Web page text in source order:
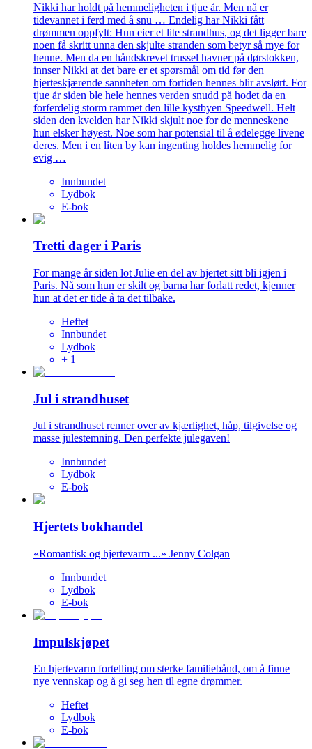
Nikki har holdt på hemmeligheten i tjue år. Men nå er
tidevannet i ferd med å snu … Endelig har Nikki fått
drømmen oppfylt: Hun eier et lite strandhus, og det ligger bare
noen få skritt unna den skjulte stranden som betyr så mye for
henne. Men da en håndskrevet trussel havner på dørstokken,
innser Nikki at det bare er et spørsmål om tid før den
hjerteskjærende sannheten om fortiden hennes blir avslørt. For
tjue år siden ble hele hennes verden snudd på hodet da en
forferdelig storm rammet den lille kystbyen Speedwell. Helt
siden den kvelden har Nikki skjult noe for de menneskene
hun elsker høyest. Noe som har potensial til å ødelegge livene
deres. Men i en liten by kan ingenting holdes hemmelig for
evig …
Innbundet
Lydbok
E-bok
Tretti dager i Paris
For mange år siden lot Julie en del av hjertet sitt bli igjen i
Paris. Nå som hun er skilt og barna har forlatt redet, kjenner
hun at det er tide å ta det tilbake.
Heftet
Innbundet
Lydbok
+ 1
Jul i strandhuset
Jul i strandhuset renner over av kjærlighet, håp, tilgivelse og
masse julestemning. Den perfekte julegaven!
Innbundet
Lydbok
E-bok
Hjertets bokhandel
«Romantisk og hjertevarm ...» Jenny Colgan
Innbundet
Lydbok
E-bok
Impulskjøpet
En hjertevarm fortelling om sterke familiebånd, om å finne
nye vennskap og å gi seg hen til egne drømmer.
Heftet
Lydbok
E-bok